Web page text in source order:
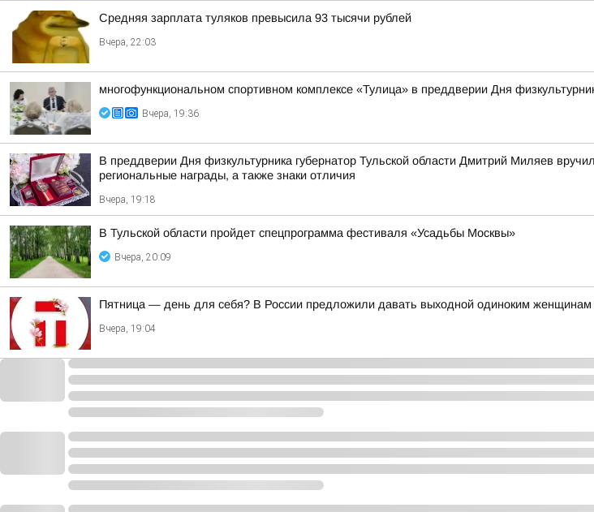
Средняя зарплата туляков превысила 93 тысячи рублей
Вчера, 22:03
многофункциональном спортивном комплексе «Тулица» в преддверии Дня
Вчера, 19:36
В преддверии Дня физкультурника губернатор Тульской области Дмитрий Миляев
региональные награды, а также знаки отличия
Вчера, 19:18
В Тульской области пройдет спецпрограмма фестиваля «Усадьбы Москвы»
Вчера, 20:09
Пятница — день для себя? В России предложили давать выходной одиноким женщинам
Вчера, 19:04